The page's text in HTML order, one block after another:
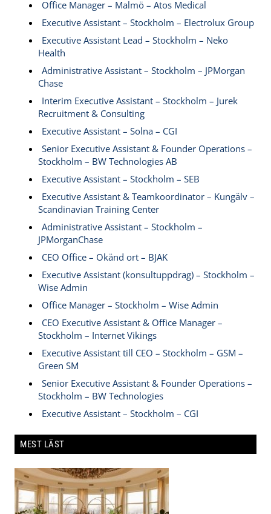
Office Manager – Malmö – Atos Medical
Executive Assistant – Stockholm – Electrolux Group
Executive Assistant Lead – Stockholm – Neko
Health
Administrative Assistant – Stockholm – JPMorgan
Chase
Interim Executive Assistant – Stockholm – Jurek
Recruitment & Consulting
Executive Assistant – Solna – CGI
Senior Executive Assistant & Founder Operations –
Stockholm – BW Technologies AB
Executive Assistant – Stockholm – SEB
Executive Assistant & Teamkoordinator – Kungälv –
Scandinavian Training Center
Administrative Assistant – Stockholm –
JPMorganChase
CEO Office – Okänd ort – BJAK
Executive Assistant (konsultuppdrag) – Stockholm –
Wise Admin
Office Manager – Stockholm – Wise Admin
CEO Executive Assistant & Office Manager –
Stockholm – Internet Vikings
Executive Assistant till CEO – Stockholm – GSM –
Green SM
Senior Executive Assistant & Founder Operations –
Stockholm – BW Technologies
Executive Assistant – Stockholm – CGI
MEST LÄST